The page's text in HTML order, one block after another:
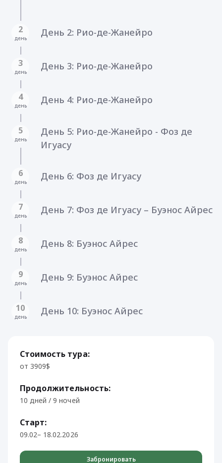
2
день День 2: Рио-де-Жанейро
3
день День 3: Рио-де-Жанейро
4
день День 4: Рио-де-Жанейро
5
день
День 5: Рио-де-Жанейро - Фоз де
Игуасу
6
день День 6: Фоз де Игуасу
7
день День 7: Фоз де Игуасу – Буэнос Айрес
8
день День 8: Буэнос Айрес
9
день День 9: Буэнос Айрес
10
день День 10: Буэнос Айрес
Стоимость тура:
от 3909$
Продолжительность:
10 дней / 9 ночей
Старт:
09.02– 18.02.2026
Забронировать